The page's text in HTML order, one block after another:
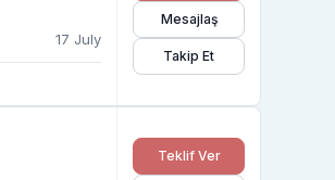
17 July
Mesajlaş
Takip Et
Teklif Ver